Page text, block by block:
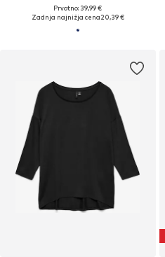
Prvotno: 39,99 €
Zadnja najnižja cena20,39 €